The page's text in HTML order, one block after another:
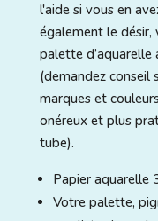
l'aide si vous en
également le désir,
palette
(demandez conseil
marques et
onéreux et plus
tube).
Papier aquarelle
Votre palette,